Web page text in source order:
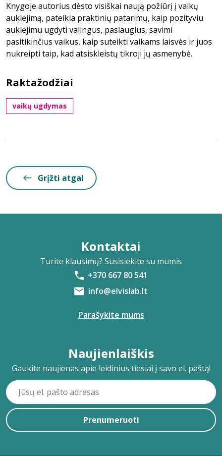
Knygoje autorius dėsto visiškai naują požiūrį į vaikų
auklėjimą, pateikia praktinių patarimų, kaip pozityviu
auklėjimu ugdyti valingus, paslaugius, savimi
pasitikinčius vaikus, kaip suteikti vaikams laisvės ir juos
nukreipti taip, kad atsiskleistų tikroji jų asmenybė.
Raktažodžiai
vaikų ugdymas
Grįžti atgal
Kontaktai
Turite klausimų? Susisiekite su mumis
+370 667 80 541
info@elvislab.lt
Parašykite mums
Naujienlaiškis
Gaukite naujienas apie leidinius tiesiai į savo el. paštą!
Prenumeruoti